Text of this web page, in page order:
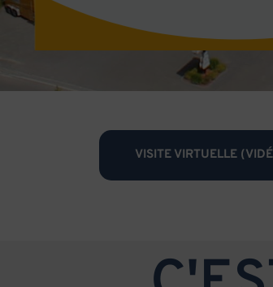
VISITE VIRTUELLE